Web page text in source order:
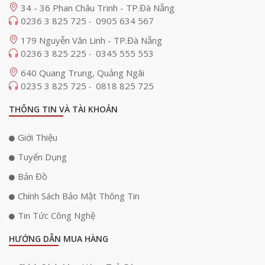
sách, trên bàn làm việc hoặc kệ trang trí mà không chiếm quá nhiều
diện tích. Thiết kế nhỏ gọn này không chỉ tạo điểm nhấn cho không gian
sống của bạn mà còn mang lại sự tiện lợi trong việc di chuyển và sắp
xếp loa.
Kiểu dáng hiện đại và đường nét tinh tế của loa Demand D9 làm tăng
cầu về hiệu năng âm thanh cao cấp, loa còn trở thành một phần của
trang trí nội thất độc đáo. Bạn có thể tự hào trưng bày loa Demand D9
trong căn phòng của mình, vừa thưởng thức âm nhạc tuyệt vời, vừa tạo
34 - 36 Phan Châu Trinh - TP.Đà Nẵng
0236 3 825 725 - 0905 634 567
179 Nguyễn Văn Linh - TP.Đà Nẵng
0236 3 825 225 - 0345 555 553
640 Quang Trung, Quảng Ngãi
0235 3 825 725 - 0818 825 725
THÔNG TIN VÀ TÀI KHOẢN
Giới Thiệu
Tuyển Dụng
Bản Đồ
Chính Sách Bảo Mật Thông Tin
Tin Tức Công Nghệ
HƯỚNG DẪN MUA HÀNG